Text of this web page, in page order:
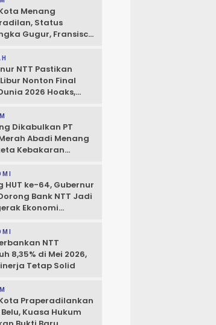
Menang
Status
Gugur, Fransisco
NTT Pastikan
Nonton Final
2026 Hoaks,
Dikabulkan PT
Abadi Menang
Kebakaran
HUT ke-64, Gubernur
Bank NTT Jadi
Ekonomi
NTT
8,35% di Mei 2026,
Tetap Solid
Praperadilankan
Kuasa Hukum